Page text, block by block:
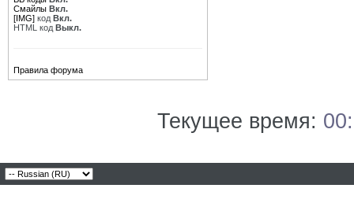
Смайлы Вкл.
[IMG] код Вкл.
HTML код Выкл.
Правила форума
Текущее время: